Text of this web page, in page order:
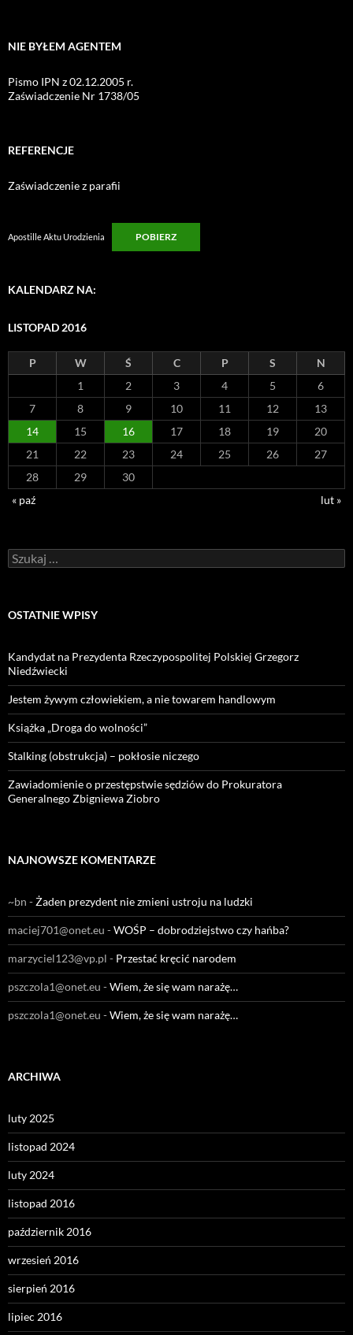
NIE BYŁEM AGENTEM
Pismo IPN z 02.12.2005 r.
Zaświadczenie Nr 1738/05
REFERENCJE
Zaświadczenie z parafii
Apostille Aktu Urodzienia POBIERZ
KALENDARZ NA:
LISTOPAD 2016
P W Ś C P S
N
1
2 3 4 5
6
7
8 9 10 11 12
13
14
15 16 17 18 19
20
21
22 23 24 25 26
27
28
29
30
« paź
lut »
Szukaj:
OSTATNIE WPISY
Kandydat na Prezydenta Rzeczypospolitej Polskiej Grzegorz
Niedźwiecki
Jestem żywym człowiekiem, a nie towarem handlowym
Książka „Droga do wolności”
Stalking (obstrukcja) – pokłosie niczego
Zawiadomienie o przestępstwie sędziów do Prokuratora
Generalnego Zbigniewa Ziobro
NAJNOWSZE KOMENTARZE
~bn -Żaden prezydent nie zmieni ustroju na ludzki
maciej701@onet.eu -WOŚP – dobrodziejstwo czy hańba?
marzyciel123@vp.pl - Przestać kręcić narodem
pszczola1@onet.eu -Wiem, że się wam narażę…
pszczola1@onet.eu -Wiem, że się wam narażę…
ARCHIWA
luty 2025
listopad 2024
luty 2024
listopad 2016
październik 2016
wrzesień 2016
sierpień 2016
lipiec 2016